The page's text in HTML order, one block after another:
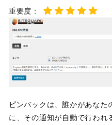
重要度：
ピンバックは、誰かがあなた
に、その通知が自動で行われ